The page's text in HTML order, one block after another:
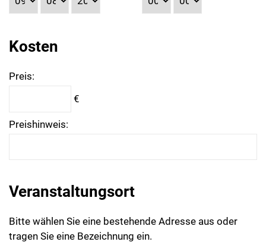
Kosten
Preis:
€
Preishinweis:
Veranstaltungsort
Bitte wählen Sie eine bestehende Adresse aus oder
tragen Sie eine Bezeichnung ein.